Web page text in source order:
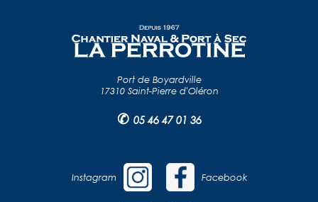
Port de Boyardville
17310 Saint-Pierre d'Oléron
✆ 05 46 47 01 36
Instagram Facebook